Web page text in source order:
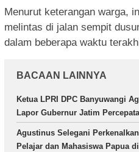
Menurut keterangan warga,
melintas di jalan sempit
dalam beberapa waktu
BACAAN LAINNYA
Ketua LPRI DPC Banyuwangi
Lapor Gubernur Jatim
Agustinus Selegani
Pelajar dan Mahasiswa Papua